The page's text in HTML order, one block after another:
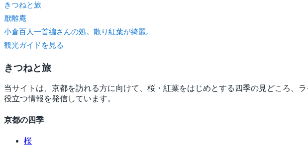
きつねと旅
厭離庵
小倉百人一首編さんの処。散り紅葉が綺麗。
観光ガイドを見る
きつねと旅
当サイトは、京都を訪れる方に向けて、桜・紅葉をはじめとする四季の見どころ、
役立つ情報を発信しています。
京都の四季
桜